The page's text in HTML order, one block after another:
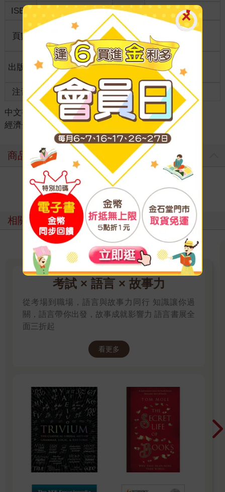
ISBN
9789865334772 分級 普通級
頁數
商品規
格
18開17*23cm
出版地 台灣
適讀年
全齡適讀
注音 級別
中文書 ＞ 考試書/政府出版品 ＞ 政府出版品
＞
經濟金融
商品評價
寫評價
相關主題
考試 × 語言 × 故事力
從考場到職場，語言與故事力同行 知識讓你過
關，語言帶你出發，故事成就影響力 語言書展全
面三折起
看更多